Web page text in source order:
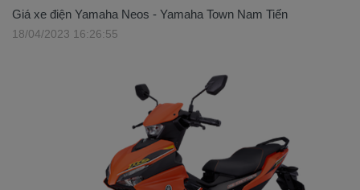
Giá xe điện Yamaha Neos - Yamaha Town Nam Tiến
18/04/2023 16:26:55